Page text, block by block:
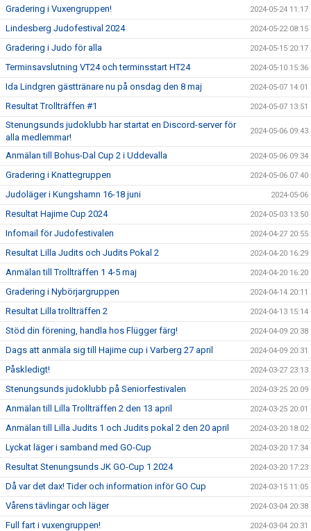
Gradering i Vuxengruppen! 2024-05-24 11:17
Lindesberg Judofestival 2024 2024-05-22 08:15
Gradering i Judo för alla 2024-05-15 20:17
Terminsavslutning VT24 och terminsstart HT24 2024-05-10 15:36
Ida Lindgren gästtränare nu på onsdag den 8 maj 2024-05-07 14:01
Resultat Trollträffen #1 2024-05-07 13:51
Stenungsunds judoklubb har startat en Discord-server för
alla medlemmar!
2024-05-06 09:43
Anmälan till Bohus-Dal Cup 2 i Uddevalla 2024-05-06 09:34
Gradering i Knattegruppen 2024-05-06 07:40
Judoläger i Kungshamn 16-18 juni 2024-05-06
Resultat Hajime Cup 2024 2024-05-03 13:50
Infomail för Judofestivalen 2024-04-27 20:55
Resultat Lilla Judits och Judits Pokal 2 2024-04-20 16:29
Anmälan till Trollträffen 1 4-5 maj 2024-04-20 16:20
Gradering i Nybörjargruppen 2024-04-14 20:11
Resultat Lilla trollträffen 2 2024-04-13 15:14
Stöd din förening, handla hos Flügger färg! 2024-04-09 20:38
Dags att anmäla sig till Hajime cup i Varberg 27 april 2024-04-09 20:31
Påskledigt! 2024-03-27 23:13
Stenungsunds judoklubb på Seniorfestivalen 2024-03-25 20:09
Anmälan till Lilla Trollträffen 2 den 13 april 2024-03-25 20:01
Anmälan till Lilla Judits 1 och Judits pokal 2 den 20 april 2024-03-20 18:02
Lyckat läger i samband med GO-Cup 2024-03-20 17:34
Resultat Stenungsunds JK GO-Cup 1 2024 2024-03-20 17:23
Då var det dax! Tider och information inför GO Cup 2024-03-15 11:05
Vårens tävlingar och läger 2024-03-04 20:38
Full fart i vuxengruppen! 2024-03-04 20:31